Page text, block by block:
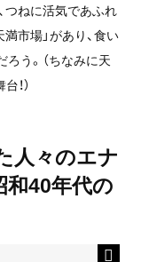
つねに活気であふれ
市場」があり、食い
う。（ちなみに天
！）
人々のエナ
和40年代の